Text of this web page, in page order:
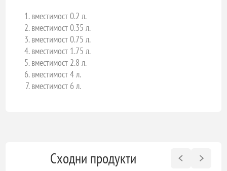
вместимост 0.2 л.
вместимост 0.35 л.
вместимост 0.75 л.
вместимост 1.75 л.
вместимост 2.8 л.
вместимост 4 л.
вместимост 6 л.
Сходни продукти